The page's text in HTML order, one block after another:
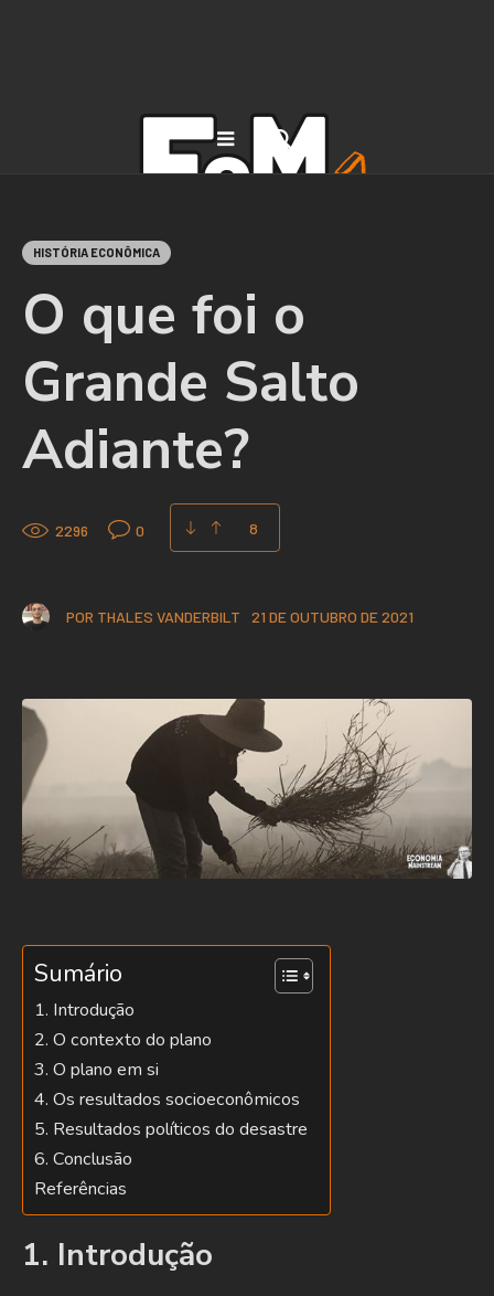
HISTÓRIA ECONÔMICA
O que foi o
Grande Salto
Adiante?
2296 0 8
POR THALES VANDERBILT 21 DE OUTUBRO DE 2021
Sumário
1. Introdução
2. O contexto do plano
3. O plano em si
4. Os resultados socioeconômicos
5. Resultados políticos do desastre
6. Conclusão
Referências
1. Introdução